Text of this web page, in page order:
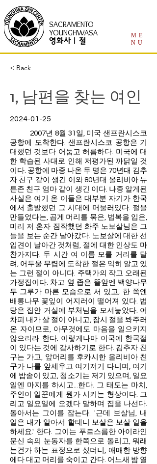
SACRAMENTO
YOUNGHWASA
영화사 | 절
ME
NU
< Back
1, 남편을 찾는 여인
2024-01-25
2007년 8월 31일, 미국 샌프란시스코
공항에 도착한다. 샌프란시스코 공항은 기
대했던 것보다 어둡고 허름하다. 미국에 대
한 학습된 사대로 인해 저평가된 까닭일 것
이다. 공항에 마중 나온 두 명은 70년대 김추
자 친구 같이 생긴 이와 80년대 올리비아 뉴
튼존 친구 엄마 같이 생긴 이다. 나중 알게된
사실은 여기 온 이들은 대부분 자기가 한국
에서 출발했던 그 시대에 머물러있다. 절을
만들었다는, 곱게 머리를 묶은, 법복을 입은,
미리 저 혼자 짐작했던 화주 노보살님은 그
들을 보는 순간 날아갔다. 노보살에 대한 선
입견이 날아간 것처럼, 절에 대한 인상도 마
찬가지다. 두 시간 여 이름 모를 거리를 달
려, 어두울 무렵에 도착한 절은 익히 알고 있
는 그런 절이 아니다. 주택가의 작고 오래된
가정집이다. 차고 옆 좁은 뜰앞엔 백양나무
두 그루가 마른 모습으로 서 있고, 한 쪽엔
배롱나무 꽃잎이 어지러이 떨어져 있다. 법
당은 집안 거실에 부처님을 모셔놓았다. 어
차피 내가 살 절이 아니고, 잠시 절을 봐주러
온 자이므로, 아무것에도 마음을 일으키지
않으리라 한다. 이렇게나마 이국에 한국절
이 있다는 것에 감사하기로 한다. 김추자 친
구는 가고, 앞머리를 후카시한 올리비아 친
구가 나를 앞세우고 여기저기 다니며, 여기
에 밥솥이 있고, 청소기는 저기 있으며, 일요
일엔 마지를 하시고...한다. 그 태도는 마치,
주인이 일꾼에게 뭔가 시키는 형상이다. 그
리고 일요일에 오겠다 말하며 집을 나선다.
돌아서는 그이를 잡는다. '근데 보살님, 내
일은 내가 알아서 할테니 보살은 보살 일을
하세요.' 한다. 그이는 푸르스름한 아이라인
문신 속의 눈동자를 한쪽으로 돌리고, 뭐래
는건가 하는 표정으로 섰더니, 애매한 방향
에다 대고 머리를 숙이고 간다. 어느새 밤 열